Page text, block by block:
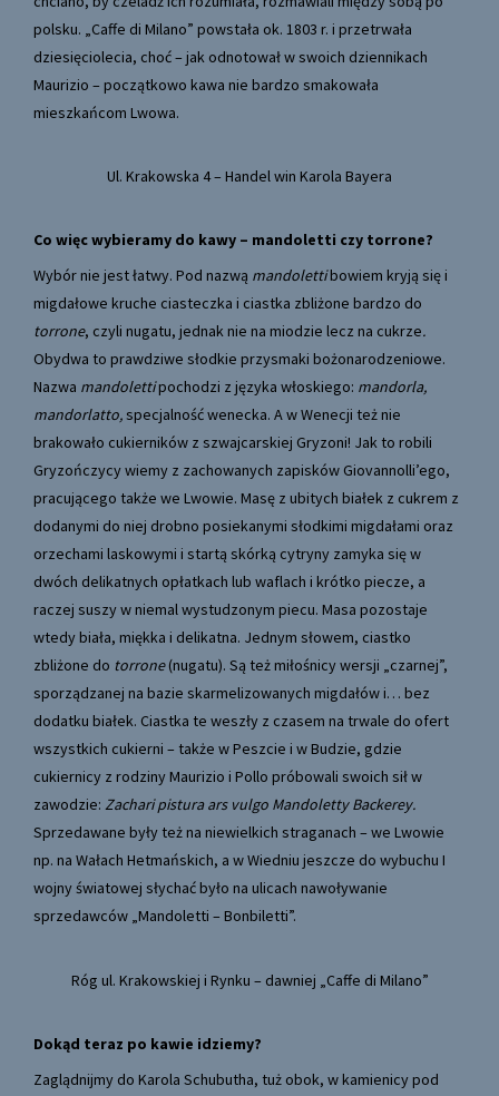
polsku. „Caffe di Milano” powstała ok. 1803 r. i przetrwała
dziesięciolecia, choć – jak odnotował w swoich dziennikach
Maurizio – początkowo kawa nie bardzo smakowała
mieszkańcom Lwowa.
Ul. Krakowska 4 – Handel win Karola Bayera
Co więc wybieramy do kawy – mandoletti czy torrone?
Wybór nie jest łatwy. Pod nazwą mandolettibowiem kryją się i
migdałowe kruche ciasteczka i ciastka zbliżone bardzo do
torrone, czyli nugatu, jednak nie na miodzie lecz na cukrze.
Obydwa to prawdziwe słodkie przysmaki bożonarodzeniowe.
Nazwa mandolettipochodzi z języka włoskiego: mandorla,
mandorlatto,specjalność wenecka. A w Wenecji też nie
brakowało cukierników z szwajcarskiej Gryzoni! Jak to robili
Gryzończycy wiemy z zachowanych zapisków Giovannolli’ego,
pracującego także we Lwowie. Masę z ubitych białek z cukrem z
dodanymi do niej drobno posiekanymi słodkimi migdałami oraz
orzechami laskowymi i startą skórką cytryny zamyka się w
dwóch delikatnych opłatkach lub waflach i krótko piecze, a
raczej suszy w niemal wystudzonym piecu. Masa pozostaje
wtedy biała, miękka i delikatna. Jednym słowem, ciastko
zbliżone do torrone(nugatu). Są też miłośnicy wersji „czarnej”,
sporządzanej na bazie skarmelizowanych migdałów i… bez
dodatku białek. Ciastka te weszły z czasem na trwale do ofert
wszystkich cukierni – także w Peszcie i w Budzie, gdzie
cukiernicy z rodziny Maurizio i Pollo próbowali swoich sił w
zawodzie: Zachari pistura ars vulgo Mandoletty Backerey.
Sprzedawane były też na niewielkich straganach – we Lwowie
np. na Wałach Hetmańskich, a w Wiedniu jeszcze do wybuchu I
wojny światowej słychać było na ulicach nawoływanie
sprzedawców „Mandoletti – Bonbiletti”.
Róg ul. Krakowskiej i Rynku – dawniej „Caffe di Milano”
Dokąd teraz po kawie idziemy?
Zaglądnijmy do Karola Schubutha, tuż obok, w kamienicy pod